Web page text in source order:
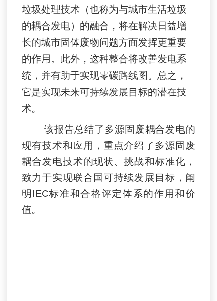
垃圾处理技术（也称为与城市生活垃圾
的耦合发电）的融合，将在解决日益增
长的城市固体废物问题方面发挥更重要
的作用。此外，这种整合将改善发电系
统，并有助于实现零碳路线图。总之，
它是实现未来可持续发展目标的潜在技
术。
该报告总结了多源固废耦合发电的
现有技术和应用，重点介绍了多源固废
耦合发电技术的现状、挑战和标准化，
致力于实现联合国可持续发展目标，阐
明 IEC标准和合格评定体系的作用和价
值。